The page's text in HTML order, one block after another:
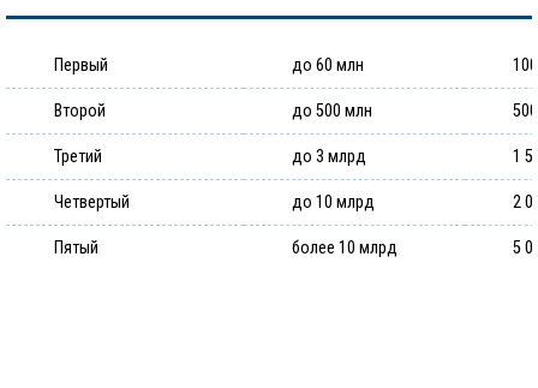
Первый до 60 млн
Второй до 500 млн
Третий до 3 млрд 1
Четвертый до 10 млрд 2
Пятый более 10 млрд 5